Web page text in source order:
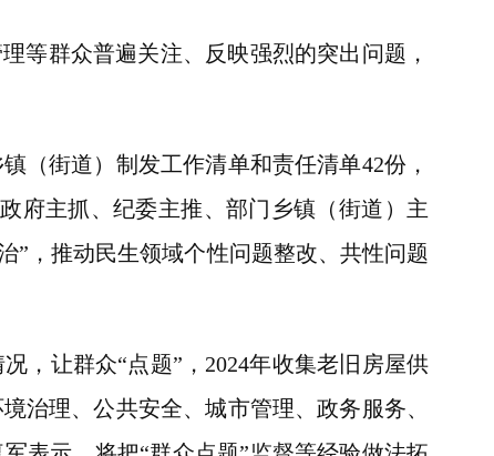
群众普遍关注、反映强烈的突出问题，
街道）制发工作清单和责任清单42份，
府主抓、纪委主推、部门乡镇（街道）主
”，推动民生领域个性问题整改、共性问题
让群众“点题”，2024年收集老旧房屋供
治理、公共安全、城市管理、政务服务、